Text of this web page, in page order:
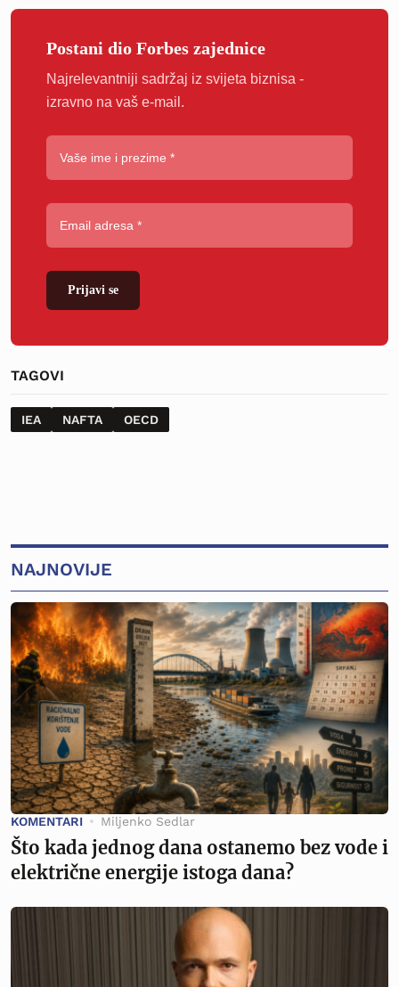
Postani dio Forbes zajednice
Najrelevantniji sadržaj iz svijeta biznisa -
izravno na vaš e-mail.
Prijavi se
TAGOVI
IEA NAFTA OECD
NAJNOVIJE
KOMENTARI Miljenko Sedlar
Što kada jednog dana ostanemo bez vode i
električne energije istoga dana?